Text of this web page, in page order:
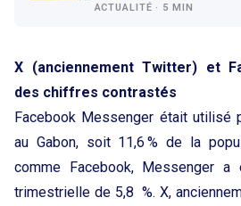
ACTUALITÉ · 5 MIN
X (anciennement Twitter) et
des chiffres contrastés
Facebook Messenger était utilisé
au Gabon, soit 11,6 % de la
comme Facebook, Messenger a
trimestrielle de 5,8 %. X,